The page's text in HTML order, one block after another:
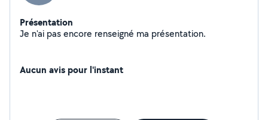
Présentation
Je n'ai pas encore renseigné ma présentation.
Aucun avis pour l'instant